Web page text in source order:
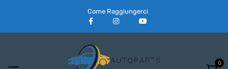
Come Raggiungerci
0